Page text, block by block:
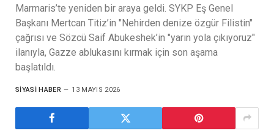
Marmaris’te yeniden bir araya geldi. SYKP Eş Genel
Başkanı Mertcan Titiz’in "Nehirden denize özgür Filistin"
çağrısı ve Sözcü Saif Abukeshek’in "yarın yola çıkıyoruz"
ilanıyla, Gazze ablukasını kırmak için son aşama
başlatıldı.
SIYASI HABER 13 MAYIS 2026